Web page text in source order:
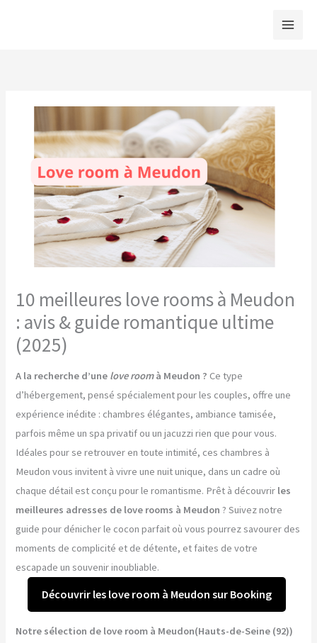
10 meilleures love rooms à Meudon
: avis & guide romantique ultime
(2025)
A la recherche d’une love roomà Meudon ? Ce type
d’hébergement, pensé spécialement pour les couples, offre une
expérience inédite : chambres élégantes, ambiance tamisée,
parfois même un spa privatif ou un jacuzzi rien que pour vous.
Idéales pour se retrouver en toute intimité, ces chambres à
Meudon vous invitent à vivre une nuit unique, dans un cadre où
chaque détail est conçu pour le romantisme. Prêt à découvrir les
meilleures adresses de love rooms à Meudon ? Suivez notre
guide pour dénicher le cocon parfait où vous pourrez savourer des
moments de complicité et de détente, et faites de votre
escapade un souvenir inoubliable.
Découvrir les love room à Meudon sur Booking
Notre sélection de love room à Meudon(Hauts-de-Seine (92))